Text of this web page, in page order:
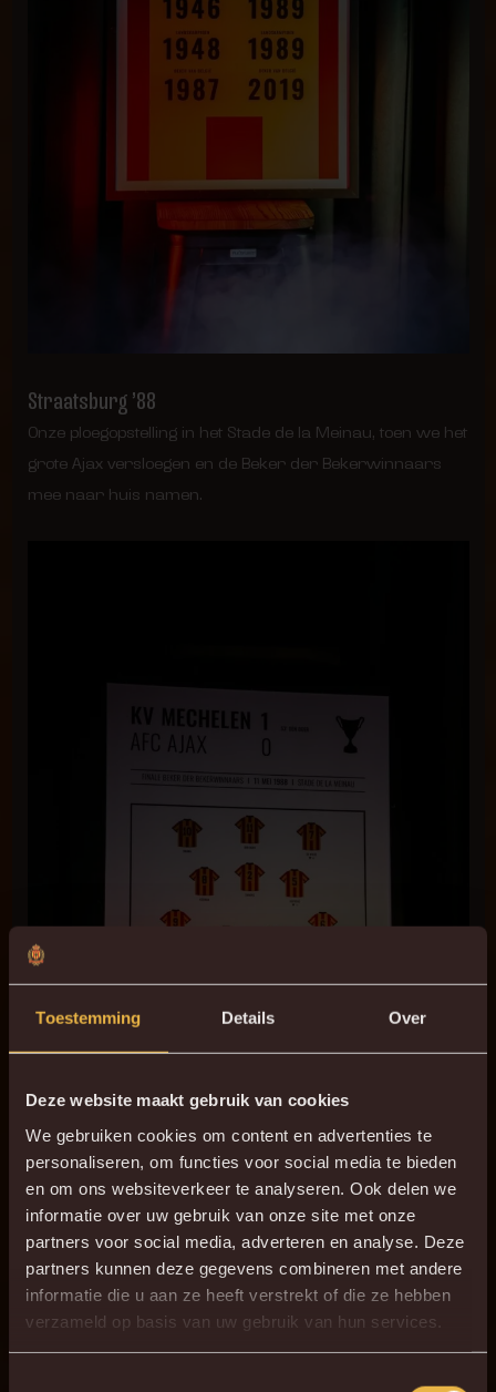
Toestemming Details Over
Deze website maakt gebruik van cookies
We gebruiken cookies om content en advertenties te
personaliseren, om functies voor social media te bieden
en om ons websiteverkeer te analyseren. Ook delen we
informatie over uw gebruik van onze site met onze
partners voor social media, adverteren en analyse. Deze
partners kunnen deze gegevens combineren met andere
informatie die u aan ze heeft verstrekt of die ze hebben
verzameld op basis van uw gebruik van hun services.
Straatsburg ’88
Onze ploegopstelling in het Stade de la Meinau, toen we het
grote Ajax versloegen en de Beker der Bekerwinnaars
mee naar huis namen.
2025-1
Een jubileumposter met in de achtergrond alle namen van
de spelers die ooit deel uitmaakten van de selectie die